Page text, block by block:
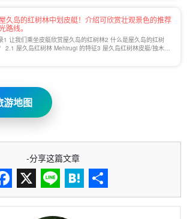
久岛的红树林中划皮艇！介绍可欣赏壮观景色的推荐
路线。
1 让我们乘坐皮艇欣赏屋久岛的红树林2 什么是屋久岛的红树
2.1 屋久岛红树林 Mehirugi 的特征3 屋久岛红树林皮艇/独木舟
游地图
-分享这篇文章
Facebook
X Line Hatena分